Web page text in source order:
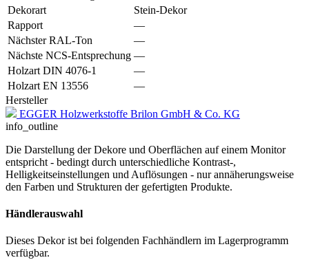
Dekorart
Stein-Dekor
Rapport
—
Nächster RAL-Ton
—
Nächste NCS-Entsprechung —
Holzart DIN 4076-1
—
Holzart EN 13556
—
Hersteller
EGGER Holzwerkstoffe Brilon GmbH & Co. KG
info_outline
Die Darstellung der Dekore und Oberflächen auf einem Monitor
entspricht - bedingt durch unterschiedliche Kontrast-,
Helligkeitseinstellungen und Auflösungen - nur annäherungsweise
den Farben und Strukturen der gefertigten Produkte.
Händlerauswahl
Dieses Dekor ist bei folgenden Fachhändlern im Lagerprogramm
verfügbar.